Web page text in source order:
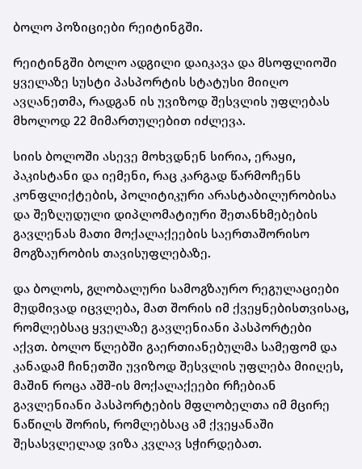
ბოლო პოზიციები რეიტინგში.
რეიტინგში ბოლო ადგილი დაიკავა და მსოფლიოში
ყველაზე სუსტი პასპორტის სტატუსი მიიღო
ავღანეთმა, რადგან ის უვიზოდ შესვლის უფლებას
მხოლოდ 22 მიმართულებით იძლევა.
სიის ბოლოში ასევე მოხვდნენ სირია, ერაყი,
პაკისტანი და იემენი, რაც კარგად წარმოჩენს
კონფლიქტების, პოლიტიკური არასტაბილურობისა
და შეზღუდული დიპლომატიური შეთანხმებების
გავლენას მათი მოქალაქეების საერთაშორისო
მოგზაურობის თავისუფლებაზე.
და ბოლოს, გლობალური სამოგზაურო რეგულაციები
მუდმივად იცვლება, მათ შორის იმ ქვეყნებისთვისაც,
რომლებსაც ყველაზე გავლენიანი პასპორტები
აქვთ. ბოლო წლებში გაერთიანებულმა სამეფომ და
კანადამ ჩინეთში უვიზოდ შესვლის უფლება მიიღეს,
მაშინ როცა აშშ-ის მოქალაქეები რჩებიან
გავლენიანი პასპორტების მფლობელთა იმ მცირე
ნაწილს შორის, რომლებსაც ამ ქვეყანაში
შესასვლელად ვიზა კვლავ სჭირდებათ.